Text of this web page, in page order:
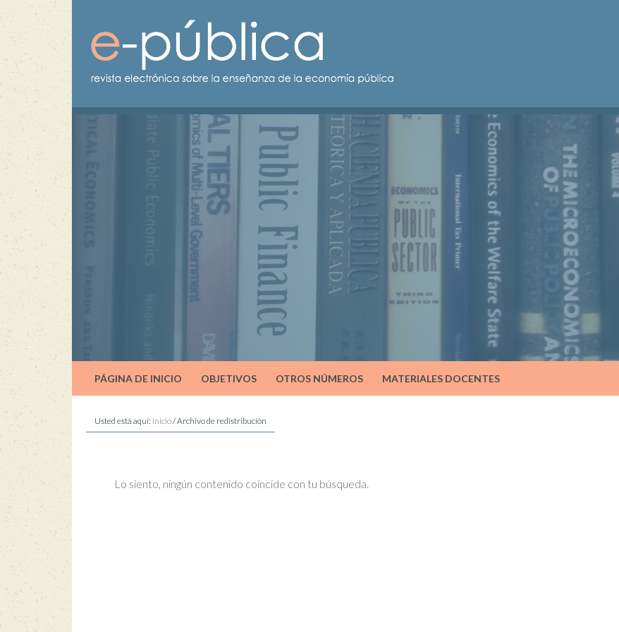
PÁGINA DE INICIO OBJETIVOS OTROS NÚMEROS MATERIALES DOCENTES
Usted está aquí: Inicio/Archivo de redistribución
Lo siento, ningún contenido coincide con tu búsqueda.